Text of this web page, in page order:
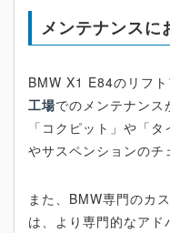
メンテナンスに
BMW X1 E84のリフト
工場でのメンテナンス
「コクピット」や「
やサスペンションのチ
また、BMW専門のカ
は、より専門的なアド